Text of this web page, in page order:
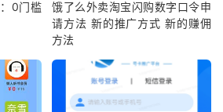
0门槛
饿了么外卖淘宝闪购数字口令申
请方法 新的推广方式 新的赚佣
方法